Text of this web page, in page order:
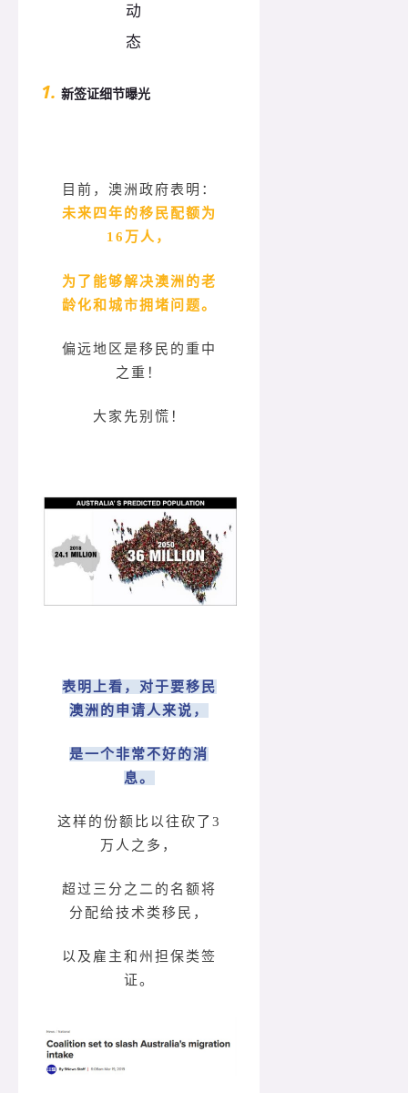
1. 新签证细节曝光
目前，澳洲政府表明：
未来四年的移民配额为
16万人，
为了能够解决澳洲的老
龄化和城市拥堵问题。
偏远地区是移民的重中
之重！
大家先别慌！
表明上看，对于要移民
澳洲的申请人来说，
是一个非常不好的消
息。
这样的份额比以往砍了3
万人之多，
超过三分之二的名额将
分配给技术类移民，
以及雇主和州担保类签
证。